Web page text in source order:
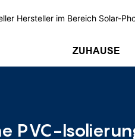
Hersteller im Bereich Solar-
ZUHAUSE
PVC-